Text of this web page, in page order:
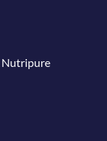
Nutripure